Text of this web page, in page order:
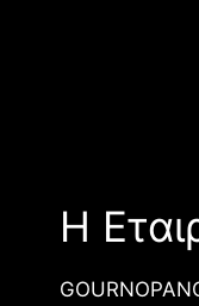
Η